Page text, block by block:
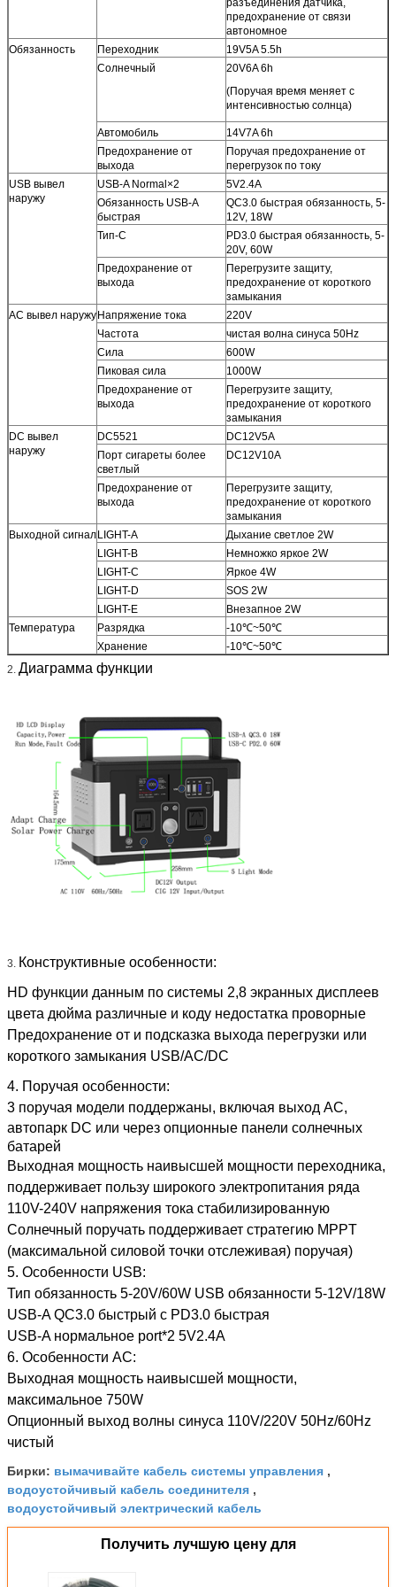
разъединения датчика,
предохранение от связи
автономное
Обязанность
Переходник
19V5A 5.5h
Солнечный
20V6A 6h
(Поручая время меняет с
интенсивностью солнца)
Автомобиль
14V7A 6h
Предохранение от
выхода
Поручая предохранение от
перегрузок по току
USB вывел
наружу
USB-A Normal×2
5V2.4A
Обязанность USB-A
быстрая
QC3.0 быстрая обязанность, 5-
12V, 18W
Тип-C
PD3.0 быстрая обязанность, 5-
20V, 60W
Предохранение от
выхода
Перегрузите защиту,
предохранение от короткого
замыкания
AC вывел наружуНапряжение тока
220V
Частота
чистая волна синуса 50Hz
Сила
600W
Пиковая сила
1000W
Предохранение от
выхода
Перегрузите защиту,
предохранение от короткого
замыкания
DC вывел
наружу
DC5521
DC12V5A
Порт сигареты более
светлый
DC12V10A
Предохранение от
выхода
Перегрузите защиту,
предохранение от короткого
замыкания
Выходной сигналLIGHT-A
Дыхание светлое 2W
LIGHT-B
Немножко яркое 2W
LIGHT-C
Яркое 4W
LIGHT-D
SOS 2W
LIGHT-E
Внезапное 2W
Температура
Разрядка
-10℃~50℃
Хранение
-10℃~50℃
2. Диаграмма функции
3.
Конструктивные особенности:
HD функции данным по системы 2,8 экранных дисплеев
цвета дюйма различные и коду недостатка проворные
Предохранение от и подсказка выхода перегрузки или
короткого замыкания USB/AC/DC
4. Поручая особенности:
3 поручая модели поддержаны, включая выход AC,
автопарк DC или через опционные панели солнечных
батарей
Выходная мощность наивысшей мощности переходника,
поддерживает пользу широкого электропитания ряда
110V-240V напряжения тока стабилизированную
Солнечный поручать поддерживает стратегию MPPT
(максимальной силовой точки отслеживая) поручая)
5. Особенности USB:
Тип обязанность 5-20V/60W USB обязанности 5-12V/18W
USB-A QC3.0 быстрый c PD3.0 быстрая
USB-A нормальное port*2 5V2.4A
6. Особенности AC:
Выходная мощность наивысшей мощности,
максимальное 750W
Опционный выход волны синуса 110V/220V 50Hz/60Hz
чистый
Бирки: вымачивайте кабель системы управления ,
водоустойчивый кабель соединителя ,
водоустойчивый электрический кабель
Получить лучшую цену для